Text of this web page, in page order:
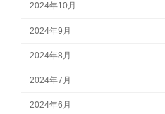
2024年10月
2024年9月
2024年8月
2024年7月
2024年6月